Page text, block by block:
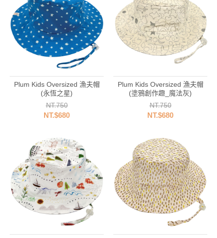
Plum Kids Oversized 漁夫帽
(永恆之星)
NT.750
NT.$680
Plum Kids Oversized 漁夫帽
(塗鴉創作趣_魔法灰)
NT.750
NT.$680